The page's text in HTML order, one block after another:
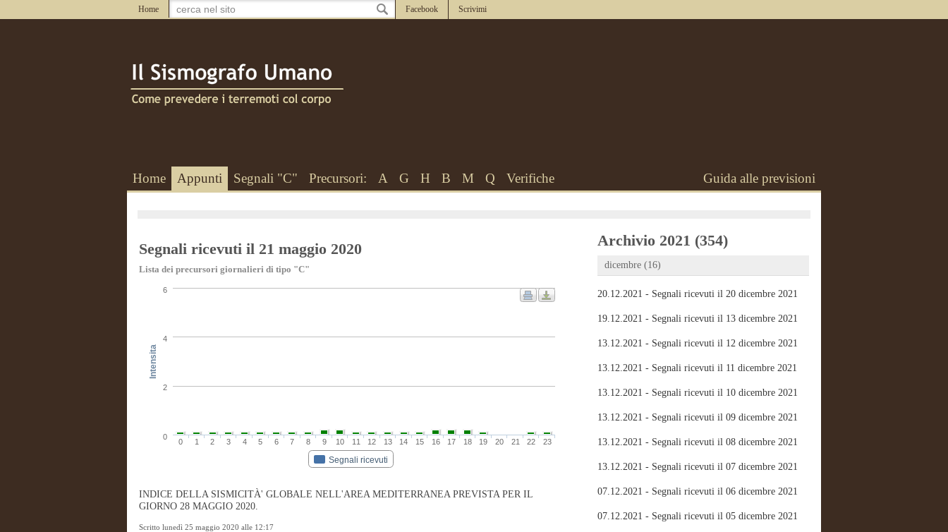
Home Facebook Scrivimi
Home Appunti Segnali "C" Precursori: A G H B M Q Verifiche Guida alle previsioni
Segnali ricevuti il 21 maggio 2020
Lista dei precursori giornalieri di tipo "C"
Intensita
Segnali ricevuti
0 1 2 3 4 5 6 7 8 9 10 11 12 13 14 15 16 17 18 19 20 21 22 23
0
2
4
6
INDICE DELLA SISMICITÀ' GLOBALE NELL'AREA MEDITERRANEA PREVISTA PER IL
GIORNO 28 MAGGIO 2020.
Scritto lunedì 25 maggio 2020 alle 12:17
Archivio 2021 (354)
dicembre (16)
20.12.2021 - Segnali ricevuti il 20 dicembre 2021
19.12.2021 - Segnali ricevuti il 13 dicembre 2021
13.12.2021 - Segnali ricevuti il 12 dicembre 2021
13.12.2021 - Segnali ricevuti il 11 dicembre 2021
13.12.2021 - Segnali ricevuti il 10 dicembre 2021
13.12.2021 - Segnali ricevuti il 09 dicembre 2021
13.12.2021 - Segnali ricevuti il 08 dicembre 2021
13.12.2021 - Segnali ricevuti il 07 dicembre 2021
07.12.2021 - Segnali ricevuti il 06 dicembre 2021
07.12.2021 - Segnali ricevuti il 05 dicembre 2021